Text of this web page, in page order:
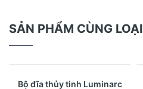
SẢN PHẨM CÙNG LOẠI
Xem nhanh
Bộ đĩa thủy tinh Luminarc